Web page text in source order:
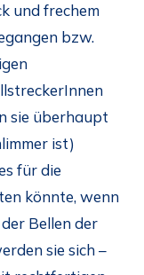
und frechem
bzw.
sie überhaupt
ist)
für die
könnte, wenn
Bellen der
sie sich –